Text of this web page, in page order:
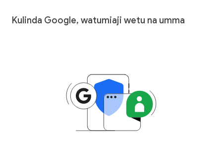
Kulinda Google, watumiaji wetu na umma